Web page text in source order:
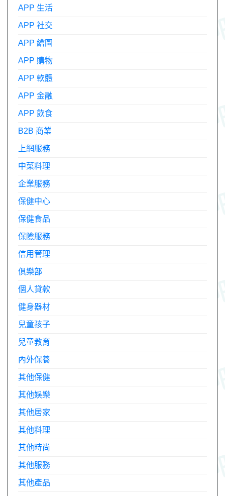
APP 生活
APP 社交
APP 繪圖
APP 購物
APP 軟體
APP 金融
APP 飲食
B2B 商業
上網服務
中菜料理
企業服務
保健中心
保健食品
保險服務
信用管理
俱樂部
個人貸款
健身器材
兒童孩子
兒童教育
內外保養
其他保健
其他娛樂
其他居家
其他料理
其他時尚
其他服務
其他產品